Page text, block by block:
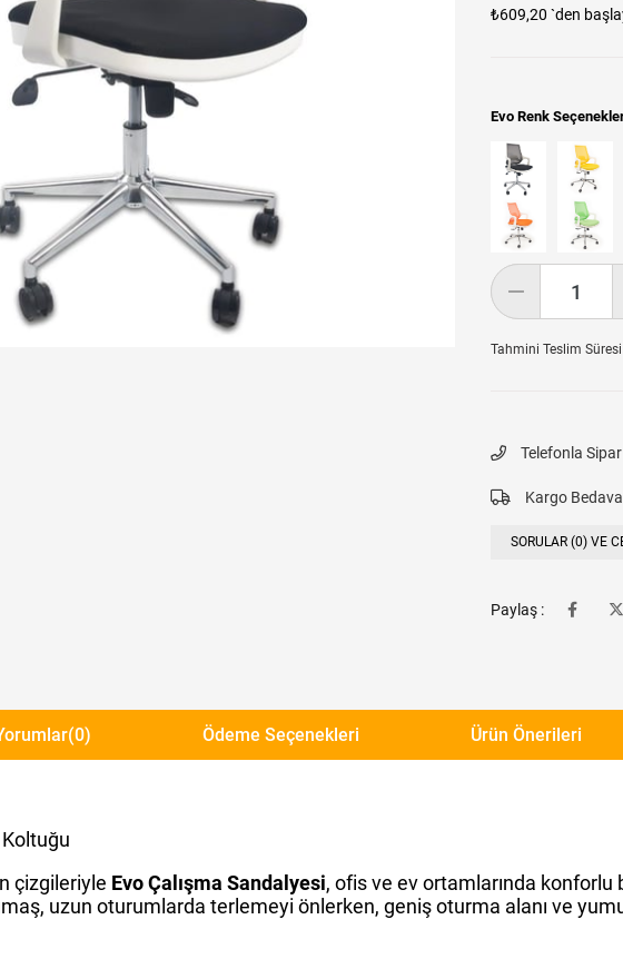
₺609,20 `den
Evo Renk
Tahmini Teslim Süresi
Telefonla
Kargo Bedava
SORULAR (0) VE
Paylaş :
(0) Ödeme Seçenekleri Ürün Önerileri
çizgileriyle Evo Çalışma Sandalyesi, ofis ve ev ortamlarında konforlu
uzun oturumlarda terlemeyi önlerken, geniş oturma alanı ve